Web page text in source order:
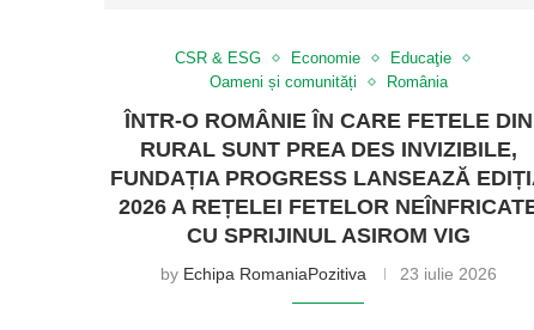
CSR & ESG Economie
Educaţie
Oameni și comunități
România
ÎNTR-O ROMÂNIE ÎN CARE FETELE DIN
RURAL SUNT PREA DES INVIZIBILE,
FUNDAȚIA PROGRESS LANSEAZĂ
2026 A REȚELEI FETELOR
CU SPRIJINUL ASIROM VIG
by Echipa RomaniaPozitiva 23 iulie 2026